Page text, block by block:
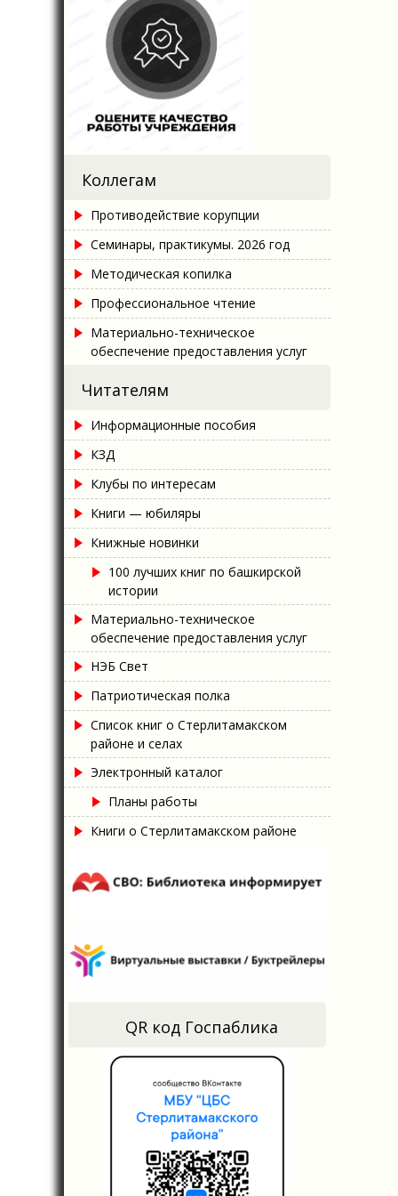
Коллегам
Противодействие корупции
Семинары, практикумы. 2026 год
Методическая копилка
Профессиональное чтение
Материально-техническое
обеспечение предоставления услуг
Читателям
Информационные пособия
КЗД
Клубы по интересам
Книги — юбиляры
Книжные новинки
100 лучших книг по башкирской
истории
Материально-техническое
обеспечение предоставления услуг
НЭБ Свет
Патриотическая полка
Список книг о Стерлитамакском
районе и селах
Электронный каталог
Планы работы
Книги о Стерлитамакском районе
QR код Госпаблика